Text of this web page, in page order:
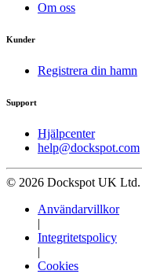
Om oss
Kunder
Registrera din hamn
Support
Hjälpcenter
help@dockspot.com
© 2026 Dockspot UK Ltd.
Användarvillkor
|
Integritetspolicy
|
Cookies